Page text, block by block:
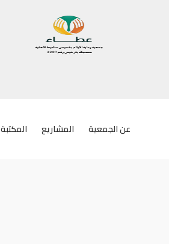
عن الجمعية المشاريع المكتبة